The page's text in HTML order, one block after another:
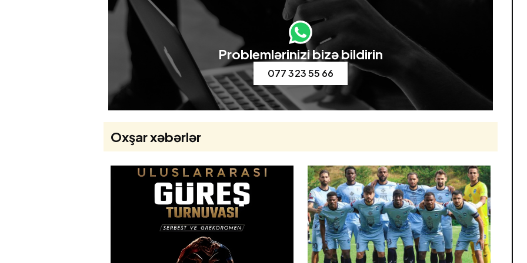
Problemlərinizi bizə bildirin
077 323 55 66
Oxşar xəbərlər